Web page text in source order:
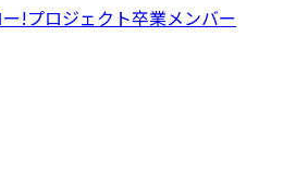
!プロジェクト卒業メンバー